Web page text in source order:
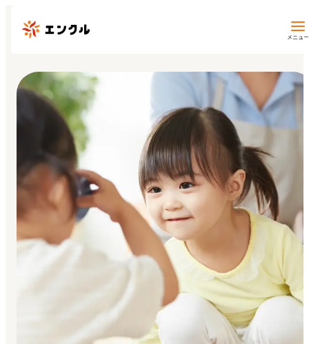
メニュー
保育園・幼稚園を探す
地図から探す
地域から探す
マイページ
閲覧履歴
見学日記